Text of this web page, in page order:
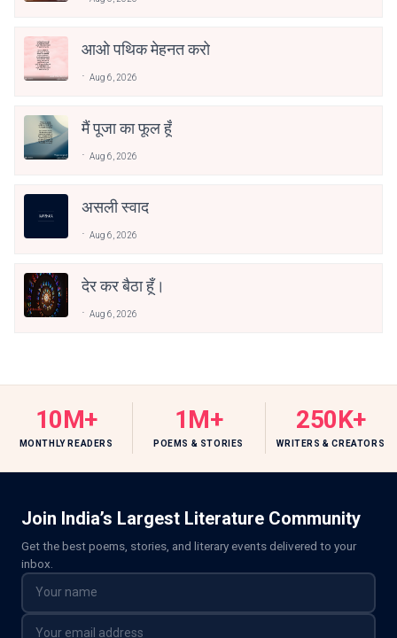
आओ पथिक मेहनत करो
Aug 6, 2026
मैं पूजा का फूल हूँ
Aug 6, 2026
असली स्वाद
Aug 6, 2026
देर कर बैठा हूँ।
Aug 6, 2026
10M+
MONTHLY READERS
1M+
POEMS & STORIES
250K+
WRITERS & CREATORS
Join India’s Largest Literature Community
Get the best poems, stories, and literary events delivered to your
inbox.